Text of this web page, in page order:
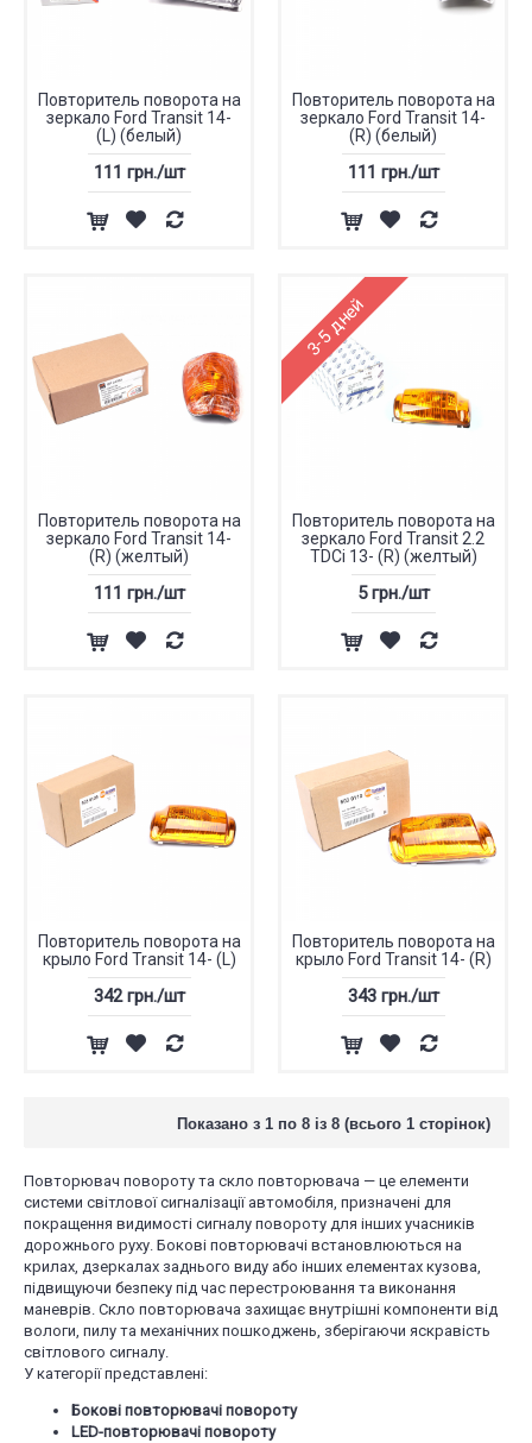
Повторювач повороту та скло повторювача — це елементи
системи світлової сигналізації автомобіля, призначені для
покращення видимості сигналу повороту для інших учасників
дорожнього руху. Бокові повторювачі встановлюються на
крилах, дзеркалах заднього виду або інших елементах кузова,
підвищуючи безпеку під час перестроювання та виконання
маневрів. Скло повторювача захищає внутрішні компоненти від
вологи, пилу та механічних пошкоджень, зберігаючи яскравість
світлового сигналу.
У категорії представлені:
Бокові повторювачі повороту
LED-повторювачі повороту
Повторитель поворота на
зеркало Ford Transit 14-
(L) (белый)
111 грн./шт
Повторитель поворота на
зеркало Ford Transit 14-
(R) (белый)
111 грн./шт
Повторитель поворота на
зеркало Ford Transit 14-
(R) (желтый)
111 грн./шт
3-5 дней
Повторитель поворота на
зеркало Ford Transit 2.2
TDCi 13- (R) (желтый)
5 грн./шт
Повторитель поворота на
крыло Ford Transit 14- (L)
342 грн./шт
Повторитель поворота на
крыло Ford Transit 14- (R)
343 грн./шт
Показано з 1 по 8 із 8 (всього 1 сторінок)